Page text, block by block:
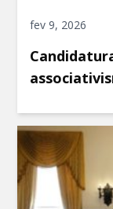
fev 9, 2026